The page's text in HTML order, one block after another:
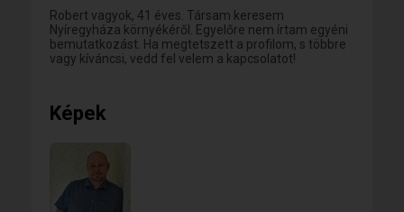
Robert vagyok, 41 éves. Társam keresem
Nyíregyháza környékéről. Egyelőre nem írtam egyéni
bemutatkozást. Ha megtetszett a profilom, s többre
vagy kíváncsi, vedd fel velem a kapcsolatot!
Képek